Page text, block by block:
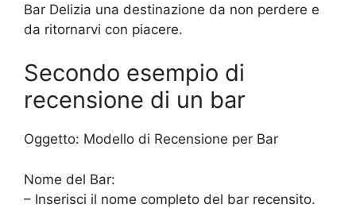
Bar Delizia una destinazione da non perdere e
da ritornarvi con piacere.
Secondo esempio di
recensione di un bar
Oggetto: Modello di Recensione per Bar
Nome del Bar:
– Inserisci il nome completo del bar recensito.